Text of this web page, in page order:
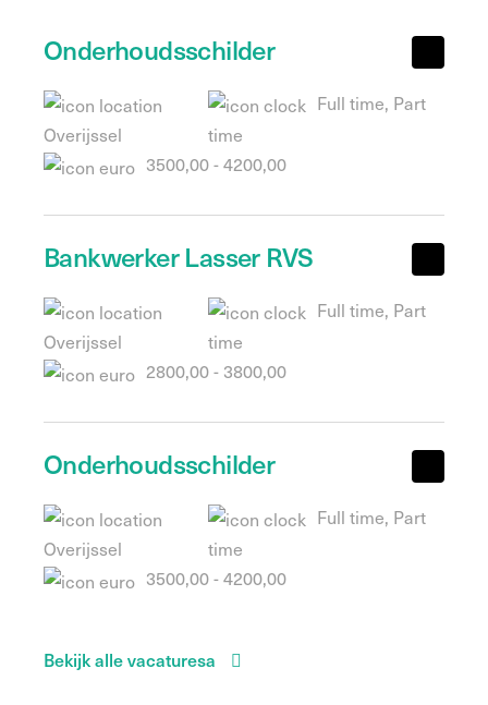
Onderhoudsschilder
Overijssel
Full time, Part
time
3500,00 - 4200,00
Bankwerker Lasser RVS
Overijssel
Full time, Part
time
2800,00 - 3800,00
Onderhoudsschilder
Overijssel
Full time, Part
time
3500,00 - 4200,00
Bekijk alle vacaturesa